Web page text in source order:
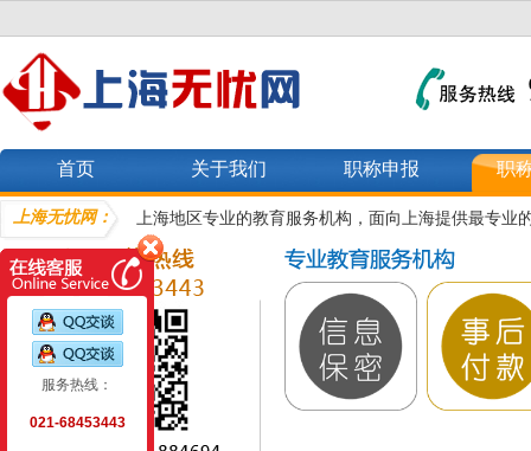
首页 关于我们 职称申报 职
上海无忧网： 上海地区专业的教育服务机构，面向上海提供最专业
服务热线：
021-68453443